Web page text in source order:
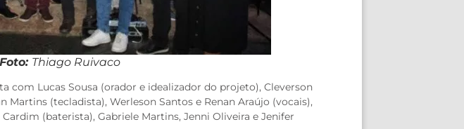
Foto: Thiago Ruivaco
com Lucas Sousa (orador e idealizador do projeto), Cleverson
Martins (tecladista), Werleson Santos e Renan Araújo (vocais),
(baterista), Gabriele Martins, Jenni Oliveira e Jenifer